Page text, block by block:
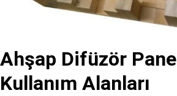
Ahşap Difüzör
Kullanım Alanları